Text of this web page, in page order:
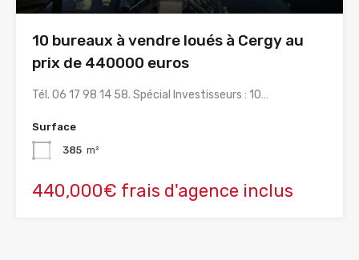
10 bureaux à vendre loués à Cergy au
prix de 440000 euros
Tél. 06 17 98 14 58. Spécial Investisseurs : 10…
Surface
385 m²
440,000€ frais d'agence inclus